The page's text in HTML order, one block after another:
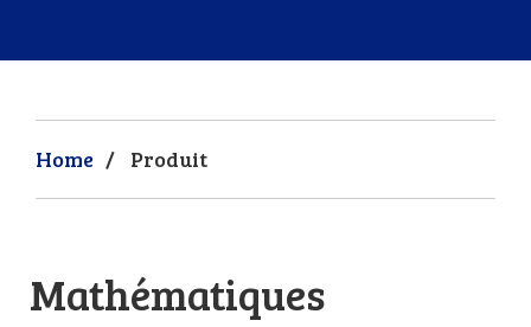
Home / Produit
Mathématiques